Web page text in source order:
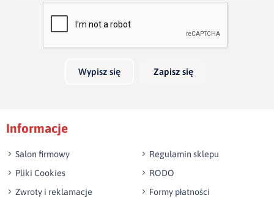
skrzynia na pościel będzie mieć 30cm głębokości. Wezgłowie
Bardzo dobry
Twoja opinia o produkcie
Wypisz się Zapisz się
Informacje
Salon firmowy
Regulamin sklepu
Pliki Cookies
RODO
Zwroty i reklamacje
Formy płatności